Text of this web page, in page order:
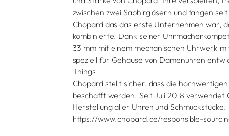
zwischen zwei Saphirgläsern und fangen
Chopard das das erste Unternehmen war,
kombinierte. Dank seiner
33 mm mit einem mechanischen Uhrwerk
speziell für Gehäuse von Damenuhren
Things
Chopard stellt sicher, dass die
beschafft werden. Seit Juli 2018 verwendet
Herstellung aller Uhren und
https://www.chopard.de/responsible-